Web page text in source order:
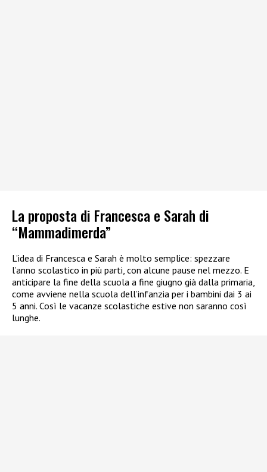
La proposta di Francesca e Sarah di
“Mammadimerda”
L’idea di Francesca e Sarah è molto semplice: spezzare
l’anno scolastico in più parti, con alcune pause nel mezzo. E
anticipare la fine della scuola a fine giugno già dalla primaria,
come avviene nella scuola dell’infanzia per i bambini dai 3 ai
5 anni. Così le vacanze scolastiche estive non saranno così
lunghe.